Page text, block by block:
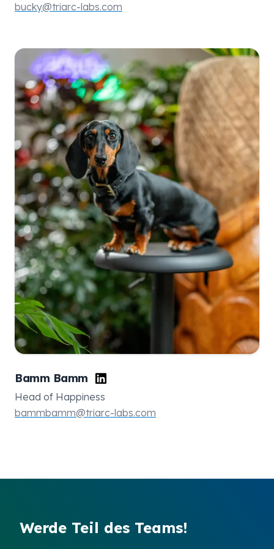
bucky@triarc-labs.com
Bamm Bamm
Head of Happiness
bammbamm@triarc-labs.com
Werde Teil des Teams!